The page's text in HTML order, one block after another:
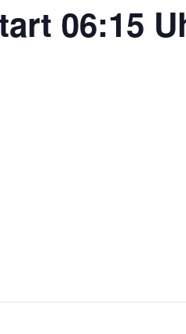
06:15